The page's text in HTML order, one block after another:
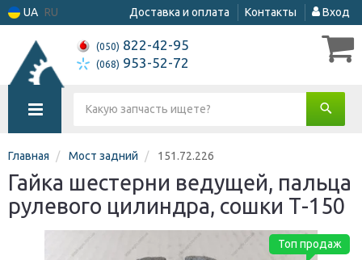
UA RU Доставка и оплата Контакты Вход
(050) 822-42-95
(068) 953-52-72
Главная Мост задний 151.72.226
Гайка шестерни ведущей, пальца
рулевого цилиндра, сошки Т-150
Топ продаж